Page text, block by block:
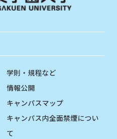
学則・規程など
情報公開
キャンパスマップ
キャンパス内全面禁煙につい
て